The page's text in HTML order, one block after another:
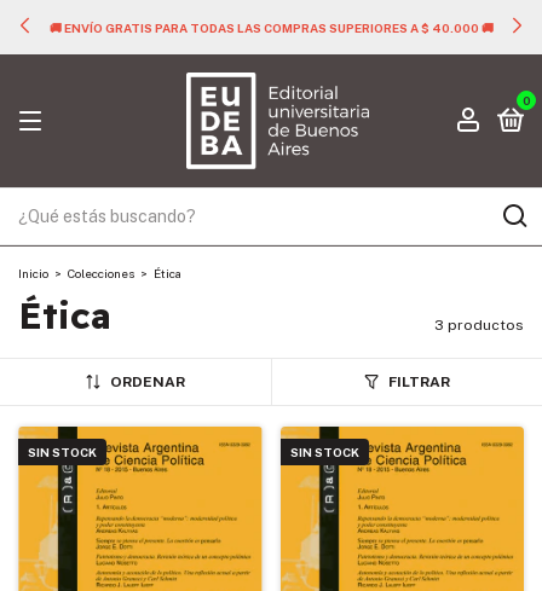
🚚 ENVÍO GRATIS PARA TODAS LAS COMPRAS SUPERIORES A $ 40.000 🚚
0
Inicio > Colecciones > Ética
Ética 3 productos
ORDENAR FILTRAR
SIN STOCK SIN STOCK